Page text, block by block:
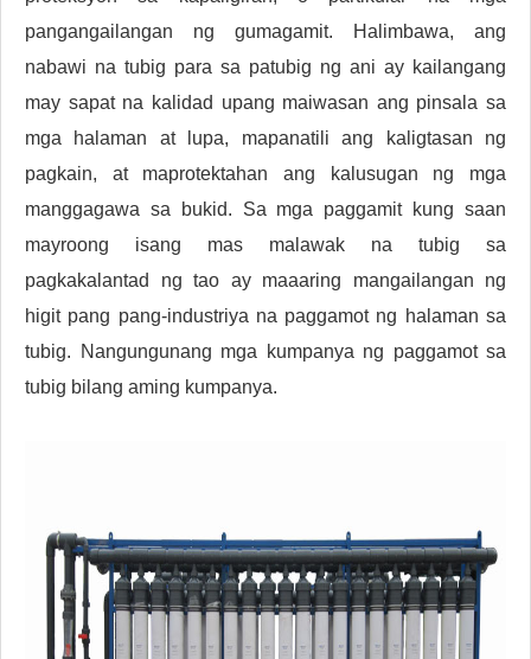
pangangailangan ng gumagamit. Halimbawa, ang
nabawi na tubig para sa patubig ng ani ay kailangang
may sapat na kalidad upang maiwasan ang pinsala sa
mga halaman at lupa, mapanatili ang kaligtasan ng
pagkain, at maprotektahan ang kalusugan ng mga
manggagawa sa bukid. Sa mga paggamit kung saan
mayroong isang mas malawak na tubig sa
pagkakalantad ng tao ay maaaring mangailangan ng
higit pang pang-industriya na paggamot ng halaman sa
tubig. Nangungunang mga kumpanya ng paggamot sa
tubig bilang aming kumpanya.